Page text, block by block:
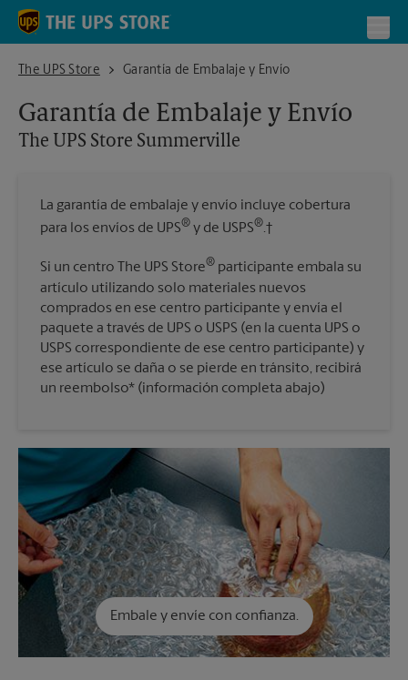
Skip to content
Return to Nav
The UPS Store
The UPS Store SummervilleGarantía de Embalaje y Envío
Garantía de Embalaje y Envío
The UPS Store Summerville
La garantía de embalaje y envío incluye cobertura
para los envíos de UPS® y de USPS®.†
Si un centro The UPS Store® participante embala su
artículo utilizando solo materiales nuevos
comprados en ese centro participante y envía el
paquete a través de UPS o USPS (en la cuenta UPS o
USPS correspondiente de ese centro participante) y
ese artículo se daña o se pierde en tránsito, recibirá
un reembolso* (información completa abajo)
Embale y envíe con confianza.